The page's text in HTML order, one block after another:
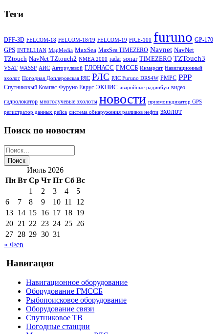
Теги
DFF-3D FELCOM-18 FELCOM-18/19 FELCOM-19 FICE-100 furuno GP-170
GPS INTELLIAN MapMedia MaxSea MaxSea TIMEZERO Navnet NavNet
TZtouch NavNet TZtouch2 NMEA 2000 radar sonar TIMEZERO TZTouch3
VSAT WASSP АИС Авторулевой ГЛОНАСС ГМССБ Инмарсат Навигационный
эхолот Погодная Доплеровская РЛС РЛС РЛС Furuno DRS4W РМРС РРР
Спутниковый Компас Фуруно Еврус ЭКНИС аварийные радиобуи видео
гидролокатор многолучевые эхолоты новости приемоиндикатор GPS
регистратор данных рейса система обнаружения разливов нефти эхолот
Поиск по новостям
Июль 2026
Пн Вт Ср Чт Пт Сб Вс
1
2 3 4
5
6
7 8 9 10 11
12
13 14 15 16 17 18 19
20 21 22 23 24 25 26
27 28 29 30 31
« Фев
Навигация
Навигационное оборудование
Оборудование ГМССБ
Рыбопоисковое оборудование
Оборудование связи
Спутниковое ТВ
Погодные станции